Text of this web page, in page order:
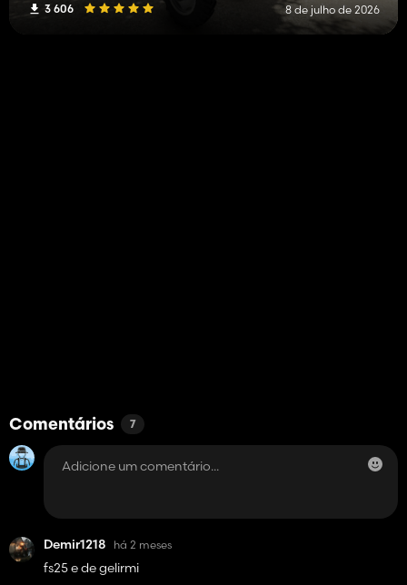
3 606 8 de julho de 2026
Comentários 7
Demir1218 há 2 meses
fs25 e de gelirmi